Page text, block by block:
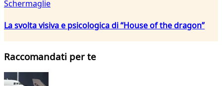
Schermaglie
La svolta visiva e psicologica di “House of the dragon”
Raccomandati per te